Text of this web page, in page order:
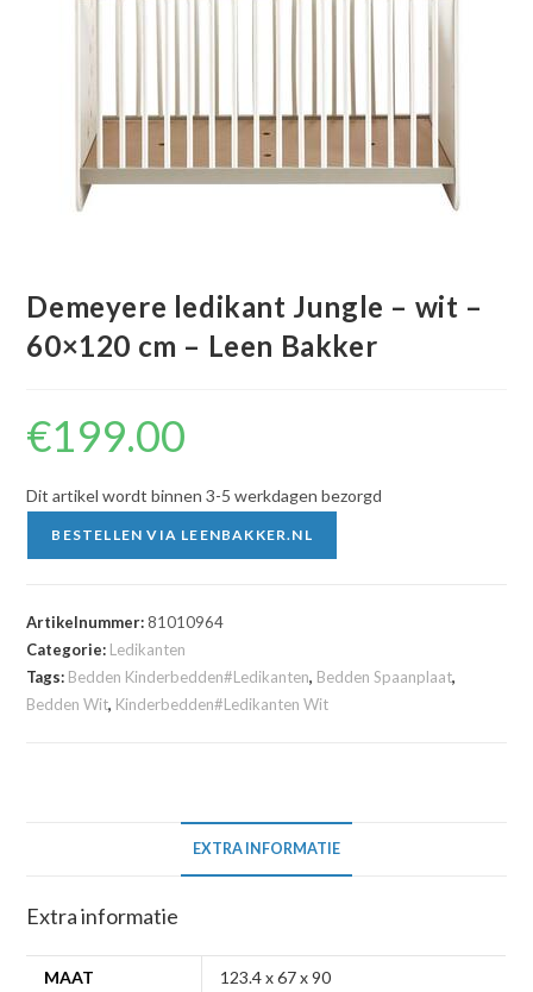
Demeyere ledikant Jungle – wit –
60×120 cm – Leen Bakker
€199.00
Dit artikel wordt binnen 3-5 werkdagen bezorgd
BESTELLEN VIA LEENBAKKER.NL
Artikelnummer:81010964
Categorie: Ledikanten
Tags: Bedden Kinderbedden#Ledikanten, Bedden Spaanplaat,
Bedden Wit, Kinderbedden#Ledikanten Wit
EXTRA INFORMATIE
Extra informatie
MAAT 123.4 x 67 x 90